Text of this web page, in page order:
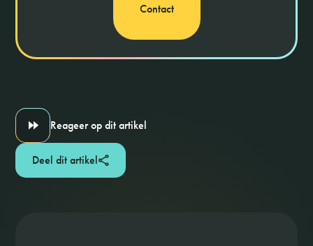
Contact
Reageer op dit artikel
Deel dit artikel